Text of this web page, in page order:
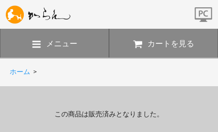
メニュー カートを見る
ホーム >
この商品は販売済みとなりました。